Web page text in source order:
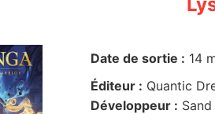
Date de sortie : 14
Éditeur : Quantic
Développeur :